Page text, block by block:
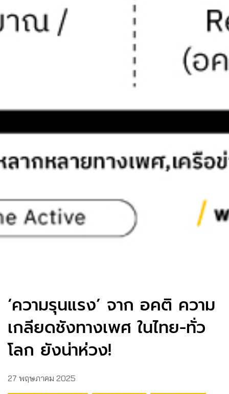
‘ความรุนแรง’ จาก อคติ ความ
เกลียดชังทางเพศ ในไทย-ทั่ว
โลก ยังน่าห่วง!
27 พฤษภาคม 2025